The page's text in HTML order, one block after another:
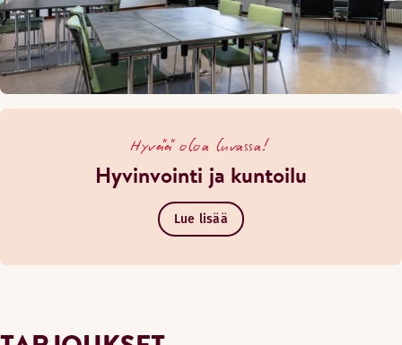
Hyvää oloa luvassa!
Hyvinvointi ja kuntoilu
Lue lisää